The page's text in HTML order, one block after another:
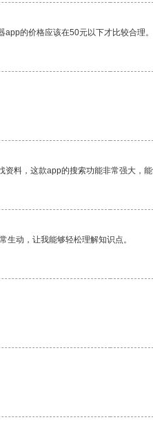
的价格应该在50元以下才比较合理。
料，这款app的搜索功能非常强大，能
动，让我能够轻松理解知识点。